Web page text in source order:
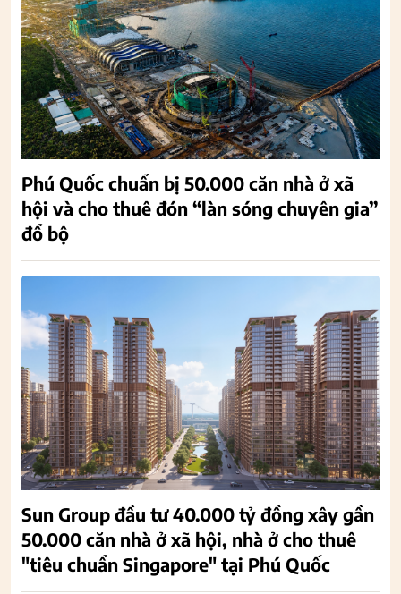
Phú Quốc chuẩn bị 50.000 căn nhà ở xã
hội và cho thuê đón “làn sóng chuyên gia”
đổ bộ
Sun Group đầu tư 40.000 tỷ đồng xây gần
50.000 căn nhà ở xã hội, nhà ở cho thuê
"tiêu chuẩn Singapore" tại Phú Quốc